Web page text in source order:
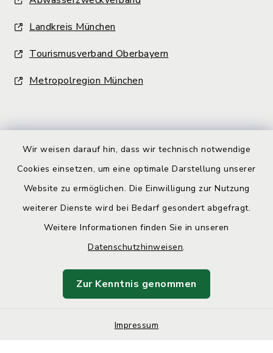
Wir weisen darauf hin, dass wir technisch notwendige
Cookies einsetzen, um eine optimale Darstellung unserer
Website zu ermöglichen. Die Einwilligung zur Nutzung
weiterer Dienste wird bei Bedarf gesondert abgefragt.
Weitere Informationen finden Sie in unseren
Datenschutzhinweisen.
Zur Kenntnis genommen
Impressum
Landkreis München
Tourismusverband Oberbayern
Metropolregion München
Kontakt
Barrierefreiheit
Datenschutz
Impressum
Sitemap
Cookie-Einstellungen